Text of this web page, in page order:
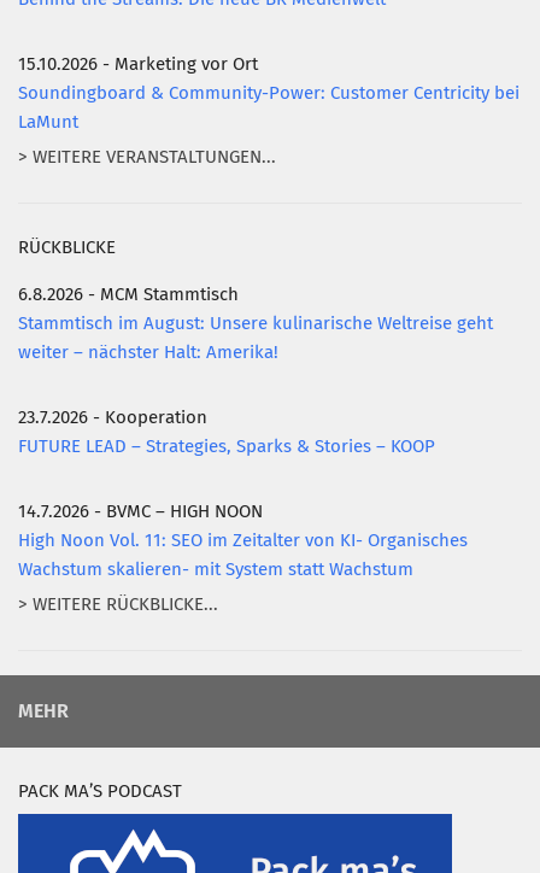
15.10.2026 - Marketing vor Ort
Soundingboard & Community-Power: Customer Centricity bei
LaMunt
> WEITERE VERANSTALTUNGEN...
RÜCKBLICKE
6.8.2026 - MCM Stammtisch
Stammtisch im August: Unsere kulinarische Weltreise geht
weiter – nächster Halt: Amerika!
23.7.2026 - Kooperation
FUTURE LEAD – Strategies, Sparks & Stories – KOOP
14.7.2026 - BVMC – HIGH NOON
High Noon Vol. 11: SEO im Zeitalter von KI- Organisches
Wachstum skalieren- mit System statt Wachstum
> WEITERE RÜCKBLICKE...
MEHR
PACK MA’S PODCAST